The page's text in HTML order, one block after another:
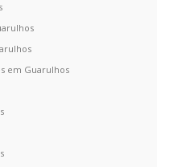
em Guarulhos